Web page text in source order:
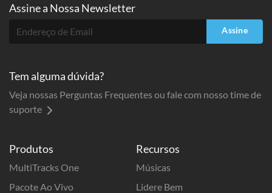
Produtos
MultiTracks One
Pacote Ao Vivo
Recursos
Músicas
Lidere Bem
Assine a Nossa Newsletter
Assine
Tem alguma dúvida?
Veja nossas Perguntas Frequentes ou fale com nosso time de
suporte